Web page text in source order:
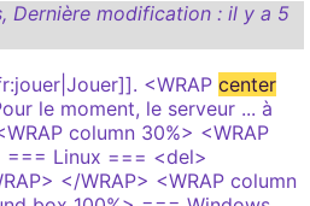
, Dernière modification : il y a 5
<WRAP center
le moment, le serveur ... à
column 30%> <WRAP
Linux === <del>
</WRAP> <WRAP column